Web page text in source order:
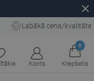
close
Labākā cena/kvalitāte
Konts
0
Krepšelis